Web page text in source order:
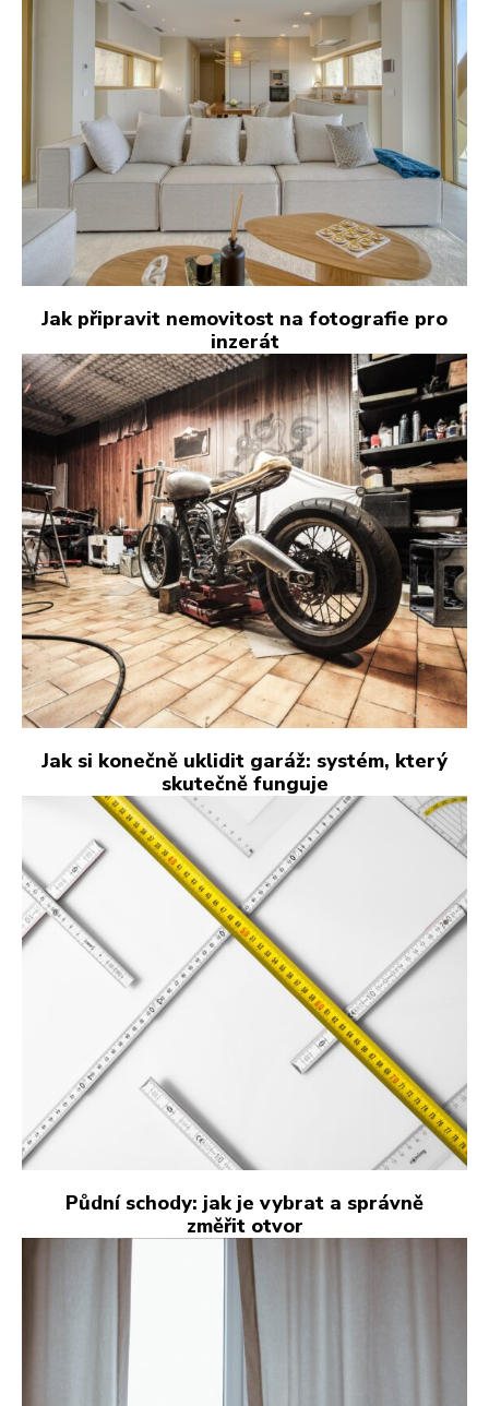
Jak připravit nemovitost na fotografie pro
inzerát
Jak si konečně uklidit garáž: systém, který
skutečně funguje
Půdní schody: jak je vybrat a správně
změřit otvor